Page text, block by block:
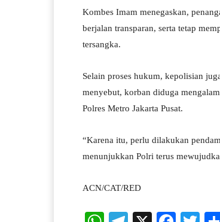
Kombes Imam menegaskan,
berjalan transparan, serta tetap
tersangka.
Selain proses hukum, kepolisian
menyebut, korban diduga
Polres Metro Jakarta Pusat.
“Karena itu, perlu dilakukan
menunjukkan Polri terus
ACN/CAT/RED